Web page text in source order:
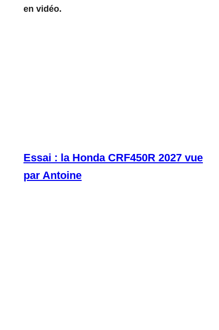
en vidéo.
Essai : la Honda CRF450R 2027 vue
par Antoine